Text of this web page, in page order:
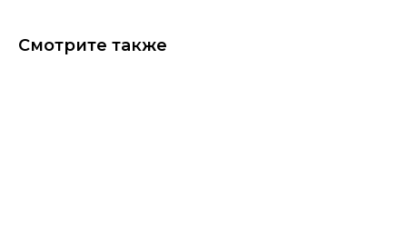
Смотрите также